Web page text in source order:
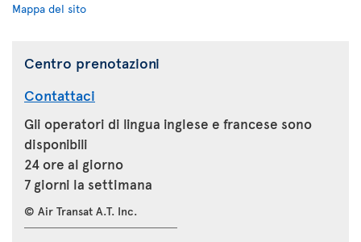
Mappa del sito
Centro prenotazioni
Contattaci
Gli operatori di lingua inglese e francese sono
disponibili
24 ore al giorno
7 giorni la settimana
© Air Transat A.T. Inc.